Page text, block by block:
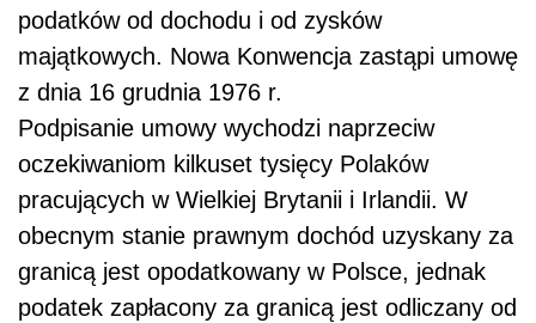
podatków od dochodu i od zysków
majątkowych. Nowa Konwencja zastąpi umowę
z dnia 16 grudnia 1976 r.
Podpisanie umowy wychodzi naprzeciw
oczekiwaniom kilkuset tysięcy Polaków
pracujących w Wielkiej Brytanii i Irlandii. W
obecnym stanie prawnym dochód uzyskany za
granicą jest opodatkowany w Polsce, jednak
podatek zapłacony za granicą jest odliczany od